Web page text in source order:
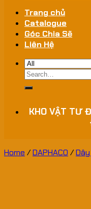
Trang chủ
Catalogue
Góc Chia Sẽ
Liên Hệ
Search
for:
KHO VẬT TƯ
Home /DAPHACO /